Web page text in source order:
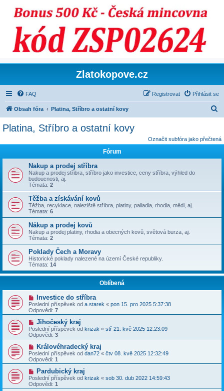
Zlatokopove.cz
FAQ Přihlásit se
Registrovat
Obsah fóra Platina, Stříbro a ostatní kovy
d
Platina, Stříbro a ostatní kovy
Označit subfóra jako přečtená
Fórum
Nakup a prodej stříbra
Nakup a prodej střibra, stříbro jako investice, ceny stříbra, výhled do
budoucnosti, aj.
Témata: 2
Těžba a získávání kovů
Těžba, recyklace, naleziště stříbra, platiny, palladia, rhodia, mědi, aj.
Témata: 6
Nákup a prodej kovů
Nakup a prodej platiny, rhodia a obecných kovů, světová burza, aj.
Témata: 2
Poklady Čech a Moravy
Historické poklady nalezené na území České republiky.
Témata: 14
Oblíbená
Investice do stříbra
Poslední příspěvek od a.starek « pon 15. pro 2025 5:37:38
Odpovědi: 7
Jihočeský kraj
Poslední příspěvek od krizak « stř 21. kvě 2025 12:23:09
Odpovědi: 3
Královéhradecký kraj
Poslední příspěvek od dan72 « čtv 08. kvě 2025 12:32:49
Odpovědi: 1
Pardubický kraj
Poslední příspěvek od krizak « sob 30. dub 2022 14:59:43
Odpovědi: 1